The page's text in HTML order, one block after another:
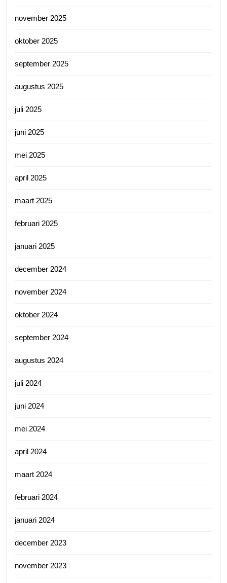
november 2025
oktober 2025
september 2025
augustus 2025
juli 2025
juni 2025
mei 2025
april 2025
maart 2025
februari 2025
januari 2025
december 2024
november 2024
oktober 2024
september 2024
augustus 2024
juli 2024
juni 2024
mei 2024
april 2024
maart 2024
februari 2024
januari 2024
december 2023
november 2023